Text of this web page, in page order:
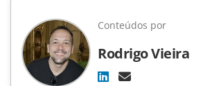
Conteúdos por
Rodrigo Vieira